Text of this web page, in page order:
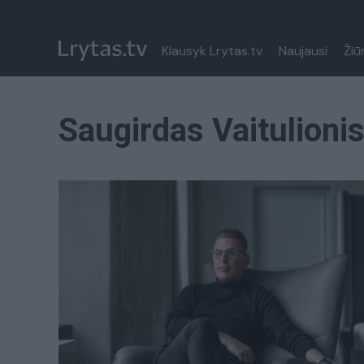
Klausyk Lrytas.tv Naujausi
Saugirdas Vaitulionis